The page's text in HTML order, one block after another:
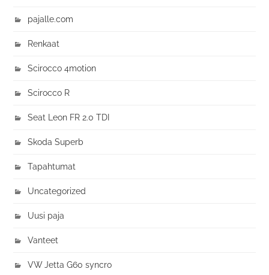
pajalle.com
Renkaat
Scirocco 4motion
Scirocco R
Seat Leon FR 2.0 TDI
Skoda Superb
Tapahtumat
Uncategorized
Uusi paja
Vanteet
VW Jetta G60 syncro